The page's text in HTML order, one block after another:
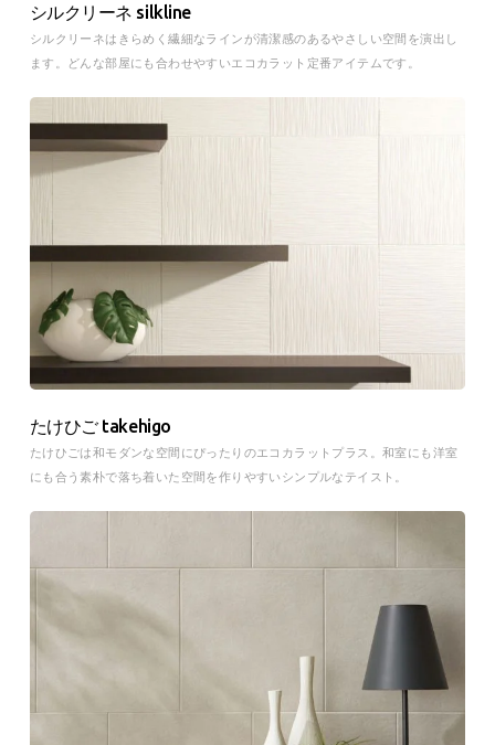
シルクリーネ silkline
シルクリーネはきらめく繊細なラインが清潔感のあるやさしい空間を演出し
ます。どんな部屋にも合わせやすいエコカラット定番アイテムです。
たけひご takehigo
たけひごは和モダンな空間にぴったりのエコカラットプラス。和室にも洋室
にも合う素朴で落ち着いた空間を作りやすいシンプルなテイスト。